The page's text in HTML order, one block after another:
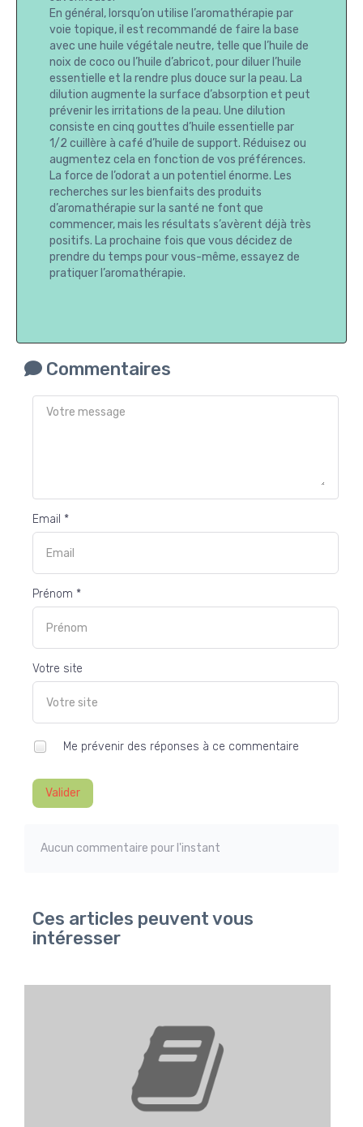
En général, lorsqu’on utilise l’aromathérapie par
voie topique, il est recommandé de faire la base
avec une huile végétale neutre, telle que l’huile de
noix de coco ou l’huile d’abricot, pour diluer l’huile
essentielle et la rendre plus douce sur la peau. La
dilution augmente la surface d’absorption et peut
prévenir les irritations de la peau. Une dilution
consiste en cinq gouttes d’huile essentielle par
1/2 cuillère à café d’huile de support. Réduisez ou
augmentez cela en fonction de vos préférences.
La force de l’odorat a un potentiel énorme. Les
recherches sur les bienfaits des produits
d’aromathérapie sur la santé ne font que
commencer, mais les résultats s’avèrent déjà très
positifs. La prochaine fois que vous décidez de
prendre du temps pour vous-même, essayez de
pratiquer l’aromathérapie.
Commentaires
Email *
Prénom *
Votre site
Me prévenir des réponses à ce commentaire
Valider
Aucun commentaire pour l'instant
Ces articles peuvent vous
intéresser